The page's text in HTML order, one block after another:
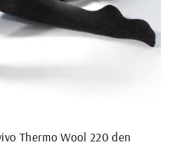
Thermo Wool 220 den